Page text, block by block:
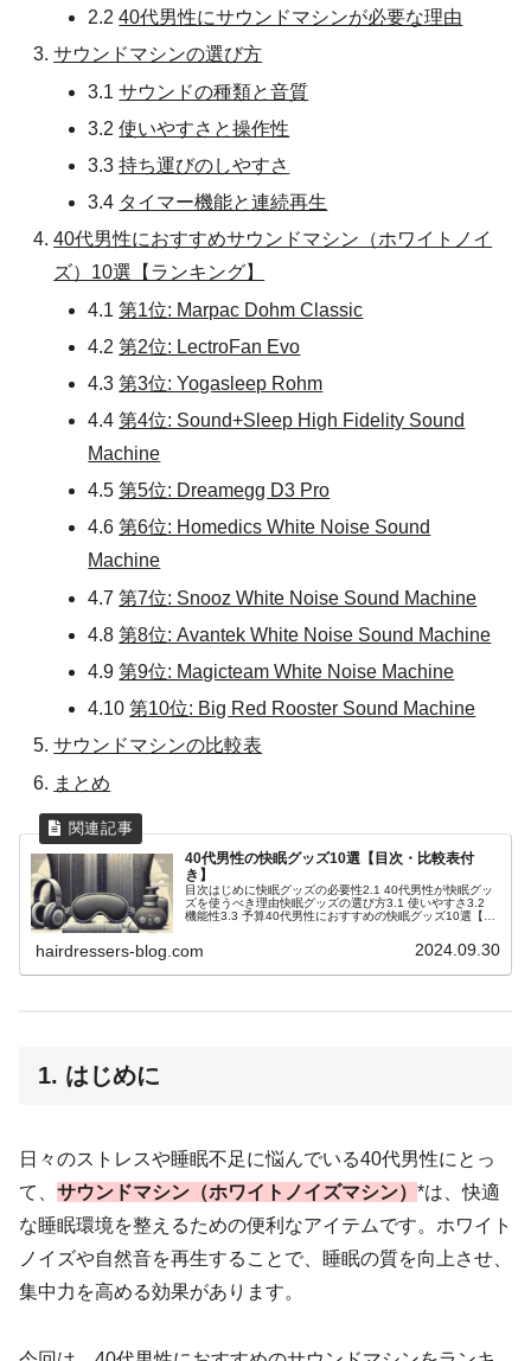
2.240代男性にサウンドマシンが必要な理由
サウンドマシンの選び方
3.1サウンドの種類と音質
3.2使いやすさと操作性
3.3持ち運びのしやすさ
3.4 タイマー機能と連続再生
40代男性におすすめサウンドマシン（ホワイトノイ
ズ）10選【ランキング】
4.1第1位: Marpac Dohm Classic
4.2第2位: LectroFan Evo
4.3第3位: Yogasleep Rohm
4.4第4位: Sound+Sleep High Fidelity Sound
Machine
4.5第5位: Dreamegg D3 Pro
4.6第6位: Homedics White Noise Sound
Machine
4.7第7位: Snooz White Noise Sound Machine
4.8第8位: Avantek White Noise Sound Machine
4.9第9位: Magicteam White Noise Machine
4.10第10位: Big Red Rooster Sound Machine
サウンドマシンの比較表
まとめ
40代男性の快眠グッズ10選【目次・比較表付
き】
目次はじめに快眠グッズの必要性2.1 40代男性が快眠グッ
ズを使うべき理由快眠グッズの選び方3.1 使いやすさ3.2
機能性3.3 予算40代男性におすすめの快眠グッズ10選【ラ
hairdressers-blog.com 2024.09.30
1. はじめに
日々のストレスや睡眠不足に悩んでいる40代男性にとっ
て、 サウンドマシン（ホワイトノイズマシン） *は、快適
な睡眠環境を整えるための便利なアイテムです。ホワイト
ノイズや自然音を再生することで、睡眠の質を向上させ、
集中力を高める効果があります。